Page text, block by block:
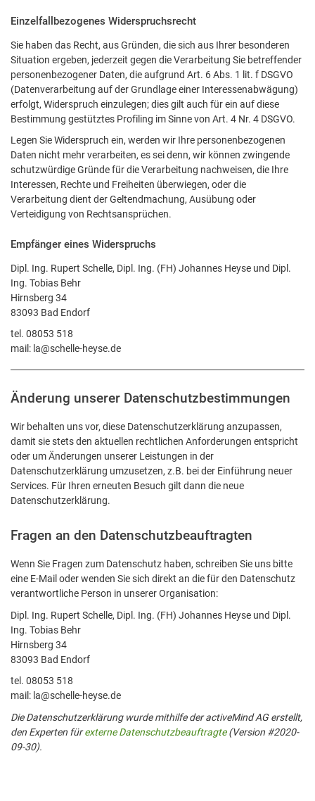
Einzelfallbezogenes Widerspruchsrecht
Sie haben das Recht, aus Gründen, die sich aus Ihrer besonderen
Situation ergeben, jederzeit gegen die Verarbeitung Sie betreffender
personenbezogener Daten, die aufgrund Art. 6 Abs. 1 lit. f DSGVO
(Datenverarbeitung auf der Grundlage einer Interessenabwägung)
erfolgt, Widerspruch einzulegen; dies gilt auch für ein auf diese
Bestimmung gestütztes Profiling im Sinne von Art. 4 Nr. 4 DSGVO.
Legen Sie Widerspruch ein, werden wir Ihre personenbezogenen
Daten nicht mehr verarbeiten, es sei denn, wir können zwingende
schutzwürdige Gründe für die Verarbeitung nachweisen, die Ihre
Interessen, Rechte und Freiheiten überwiegen, oder die
Verarbeitung dient der Geltendmachung, Ausübung oder
Verteidigung von Rechtsansprüchen.
Empfänger eines Widerspruchs
Dipl. Ing. Rupert Schelle, Dipl. Ing. (FH) Johannes Heyse und Dipl.
Ing. Tobias Behr
Hirnsberg 34
83093 Bad Endorf
tel. 08053 518
mail: la@schelle-heyse.de
Änderung unserer Datenschutzbestimmungen
Wir behalten uns vor, diese Datenschutzerklärung anzupassen,
damit sie stets den aktuellen rechtlichen Anforderungen entspricht
oder um Änderungen unserer Leistungen in der
Datenschutzerklärung umzusetzen, z.B. bei der Einführung neuer
Services. Für Ihren erneuten Besuch gilt dann die neue
Datenschutzerklärung.
Fragen an den Datenschutzbeauftragten
Wenn Sie Fragen zum Datenschutz haben, schreiben Sie uns bitte
eine E-Mail oder wenden Sie sich direkt an die für den Datenschutz
verantwortliche Person in unserer Organisation:
Dipl. Ing. Rupert Schelle, Dipl. Ing. (FH) Johannes Heyse und Dipl.
Ing. Tobias Behr
Hirnsberg 34
83093 Bad Endorf
tel. 08053 518
mail: la@schelle-heyse.de
Die Datenschutzerklärung wurde mithilfe der activeMind AG erstellt,
den Experten fürexterne Datenschutzbeauftragte(Version #2020-
09-30).